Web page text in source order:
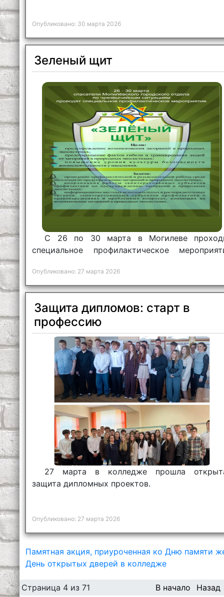
Опубликовано: 30 марта 2026
Зеленый щит
С 26 по 30 марта в Могилеве
специальное профилактическое
Опубликовано: 27 марта 2026
Защита дипломов: старт в
профессию
27 марта в колледже прошла
защита дипломных проектов.
Опубликовано: 27 марта 2026
Памятная акция, приуроченная ко Дню памяти
День открытых дверей в колледже
Страница 4 из 71 В начало Назад